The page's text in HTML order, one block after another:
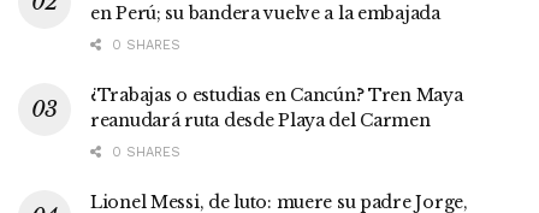
en Perú; su bandera vuelve a la embajada
0 SHARES
¿Trabajas o estudias en Cancún? Tren Maya
reanudará ruta desde Playa del Carmen
0 SHARES
Lionel Messi, de luto: muere su padre Jorge,